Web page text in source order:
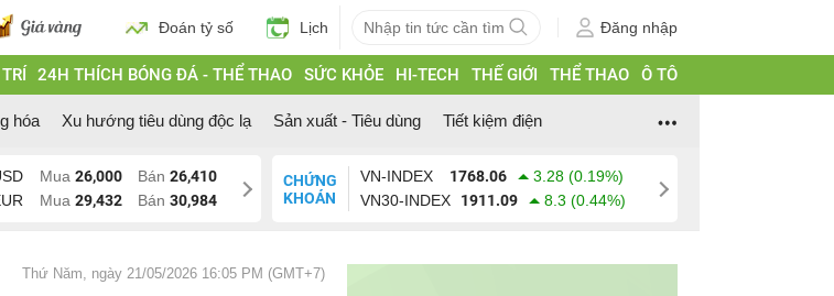
Đoán tỷ số Lịch Đăng nhập
24H THÍCH BÓNG ĐÁ - THỂ THAO SỨC KHỎE HI-TECH THẾ GIỚI THỂ THAO Ô TÔ
hóa Xu hướng tiêu dùng độc lạ Sản xuất - Tiêu dùng Tiết kiệm điện
Mua 26,000 Bán 26,410
Mua 29,432 Bán 30,984
CHỨNG
KHOÁN
VN-INDEX 1768.06
3.28 (0.19%)
VN30-INDEX
1911.09 8.3 (0.44%)
Thứ Năm, ngày 21/05/2026 16:05 PM (GMT+7)